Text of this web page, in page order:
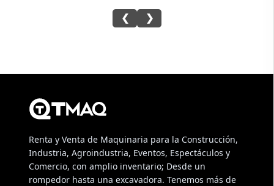
❮ ❯
Renta y Venta de Maquinaria para la Construcción,
Industria, Agroindustria, Eventos, Espectáculos y
Comercio, con amplio inventario; Desde un
rompedor hasta una excavadora. Tenemos más de